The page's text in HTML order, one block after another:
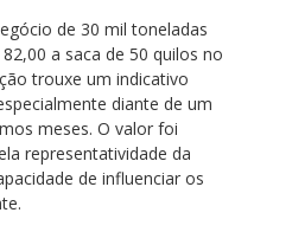
de 30 mil toneladas
a saca de 50 quilos no
trouxe um indicativo
diante de um
meses. O valor foi
representatividade da
de influenciar os